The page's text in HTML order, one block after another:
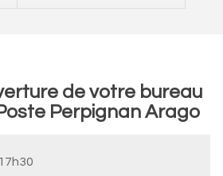
de votre bureau
Perpignan Arago